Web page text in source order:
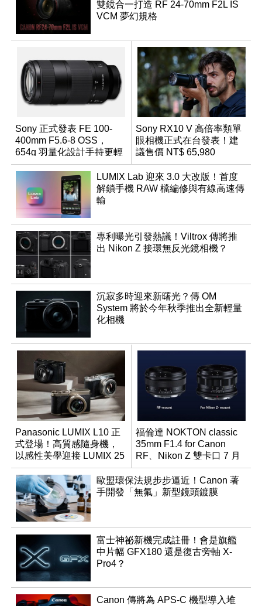
雙鏡合一打造 RF 24-70mm F2L IS
VCM 夢幻規格
Sony 正式發表 FE 100-
400mm F5.6-8 OSS，
654g 羽量化設計手持更輕
鬆
Sony RX10 V 高倍率類單
眼相機正式在台發表！建
議售價 NT$ 65,980
LUMIX Lab 迎來 3.0 大改版！首度
解鎖手機 RAW 檔編修與有線高速傳
輸
專利曝光引發熱議！Viltrox 傳將推
出 Nikon Z 接環無反光鏡相機？
沉寂多時迎來新曙光？傳 OM
System 將於今年秋季推出全新輕量
化相機
Panasonic LUMIX L10 正
式登場！高質感隨身機，
以感性美學迎接 LUMIX 25
週年
福倫達 NOKTON classic
35mm F1.4 for Canon
RF、Nikon Z 雙卡口 7 月
同步登台
歐盟環保法規步步逼近！Canon 著
手開發「無氟」新型鏡頭鍍膜
富士神祕新機完成註冊！會是旗艦
中片幅 GFX180 還是復古旁軸 X-
Pro4？
Canon 傳將為 APS-C 機型導入堆